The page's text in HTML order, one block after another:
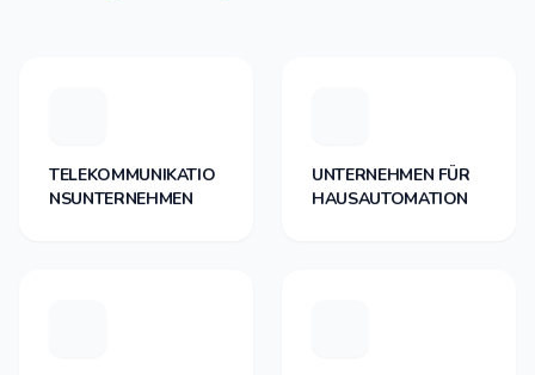
TELEKOMMUNIKATIO
NSUNTERNEHMEN
UNTERNEHMEN FÜR
HAUSAUTOMATION